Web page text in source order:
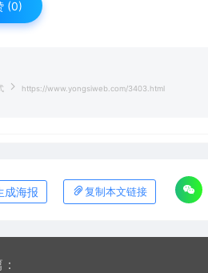
(0)
https://www.yongsiweb.com/3403.html
成海报 复制本文链接